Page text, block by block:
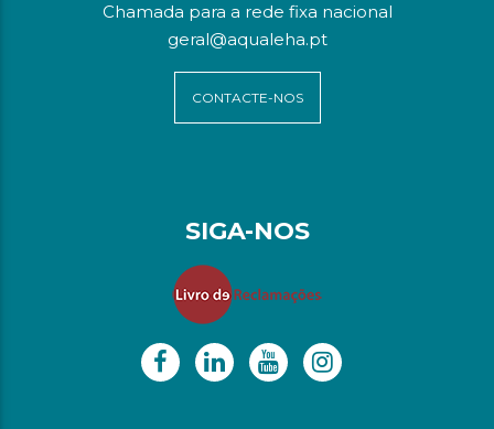
Chamada para a rede fixa nacional
geral@aqualeha.pt
CONTACTE-NOS
SIGA-NOS